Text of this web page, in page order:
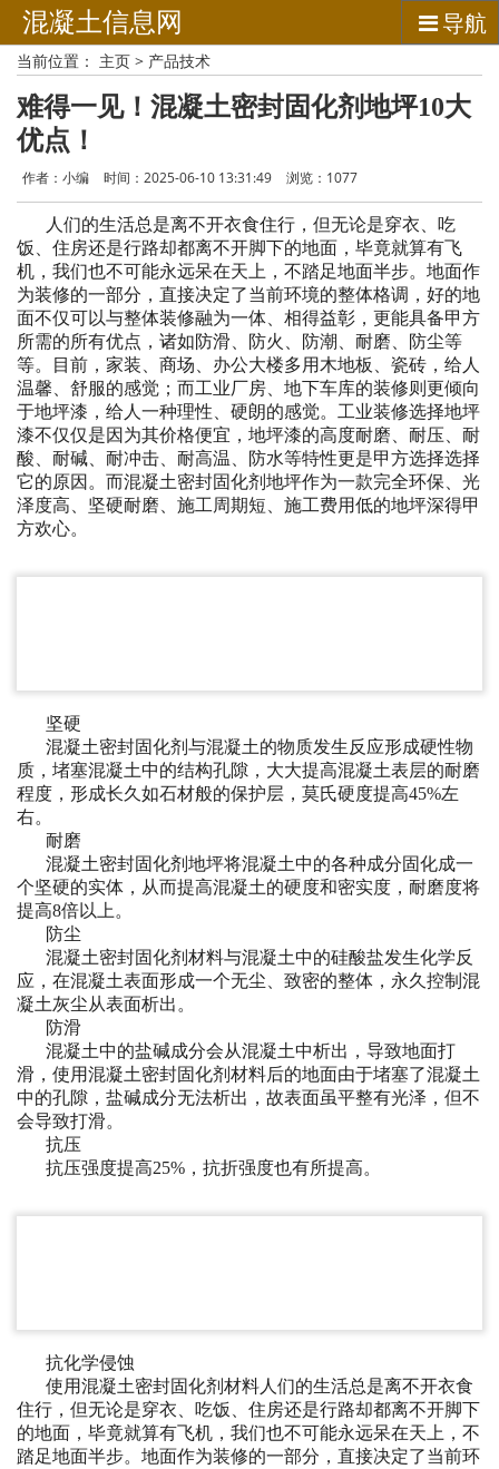
混凝土信息网 导航
当前位置： 主页 > 产品技术
难得一见！混凝土密封固化剂地坪10大
优点！
作者：小编 时间：2025-06-10 13:31:49 浏览： 1077
人们的生活总是离不开衣食住行，但无论是穿衣、吃
饭、住房还是行路却都离不开脚下的地面，毕竟就算有飞
机，我们也不可能永远呆在天上，不踏足地面半步。地面作
为装修的一部分，直接决定了当前环境的整体格调，好的地
面不仅可以与整体装修融为一体、相得益彰，更能具备甲方
所需的所有优点，诸如防滑、防火、防潮、耐磨、防尘等
等。目前，家装、商场、办公大楼多用木地板、瓷砖，给人
温馨、舒服的感觉；而工业厂房、地下车库的装修则更倾向
于地坪漆，给人一种理性、硬朗的感觉。工业装修选择地坪
漆不仅仅是因为其价格便宜，地坪漆的高度耐磨、耐压、耐
酸、耐碱、耐冲击、耐高温、防水等特性更是甲方选择选择
它的原因。而混凝土密封固化剂地坪作为一款完全环保、光
泽度高、坚硬耐磨、施工周期短、施工费用低的地坪深得甲
方欢心。
坚硬
混凝土密封固化剂与混凝土的物质发生反应形成硬性物
质，堵塞混凝土中的结构孔隙，大大提高混凝土表层的耐磨
程度，形成长久如石材般的保护层，莫氏硬度提高45%左
右。
耐磨
混凝土密封固化剂地坪将混凝土中的各种成分固化成一
个坚硬的实体，从而提高混凝土的硬度和密实度，耐磨度将
提高8倍以上。
防尘
混凝土密封固化剂材料与混凝土中的硅酸盐发生化学反
应，在混凝土表面形成一个无尘、致密的整体，永久控制混
凝土灰尘从表面析出。
防滑
混凝土中的盐碱成分会从混凝土中析出，导致地面打
滑，使用混凝土密封固化剂材料后的地面由于堵塞了混凝土
中的孔隙，盐碱成分无法析出，故表面虽平整有光泽，但不
会导致打滑。
抗压
抗压强度提高25%，抗折强度也有所提高。
抗化学侵蚀
使用混凝土密封固化剂材料人们的生活总是离不开衣食
住行，但无论是穿衣、吃饭、住房还是行路却都离不开脚下
的地面，毕竟就算有飞机，我们也不可能永远呆在天上，不
踏足地面半步。地面作为装修的一部分，直接决定了当前环